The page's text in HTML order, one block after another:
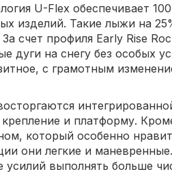
U-Flex обеспечивает
изделий. Такие лыжи на
счет профиля Early Rise
дуги на снегу без особых
с грамотным
и платформу.
который особенно
они легкие и
выполнять больше